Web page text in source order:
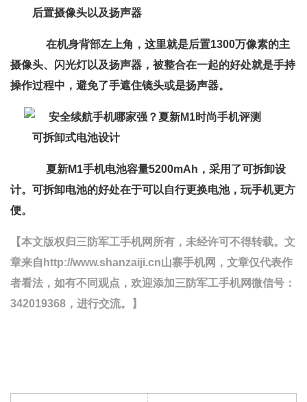
后置摄像头以及扬声器
在机身背部左上角，这里就是后置1300万像素的主
摄像头、闪光灯以及扬声器，被整合在一起的好处就是手持
操作过程中，避免了手遮住镜头或是扬声器。
可拆卸式电池设计
夏新M1手机电池容量5200mAh，采用了可拆卸设
计。可拆卸电池的好处在于可以自行更换电池，玩手机更方
便。
【本文版权归三防军工手机网所有，未经许可不得转载。文
章来自http://www.shanzaiji.cn山寨手机网，文章仅代表作
者看法，如有不同观点，欢迎添加三防军工手机网微信号：
342019368，进行交流。】